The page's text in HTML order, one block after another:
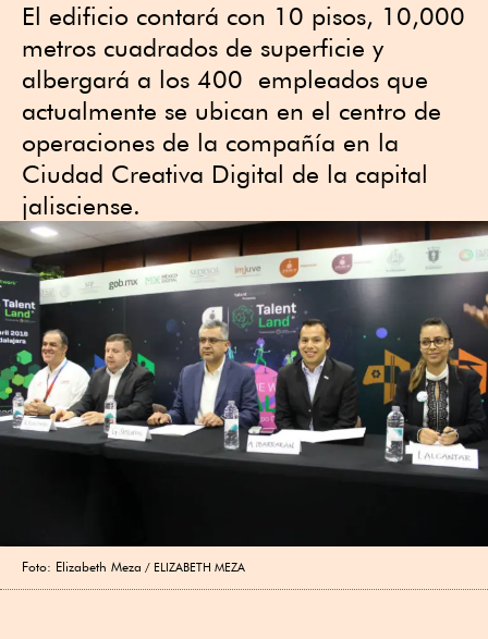
El edificio contará con 10 pisos, 10,000
metros cuadrados de superficie y
albergará a los 400 empleados que
actualmente se ubican en el centro de
operaciones de la compañía en la
Ciudad Creativa Digital de la capital
jalisciense.
Foto: Elizabeth Meza ELIZABETH MEZA